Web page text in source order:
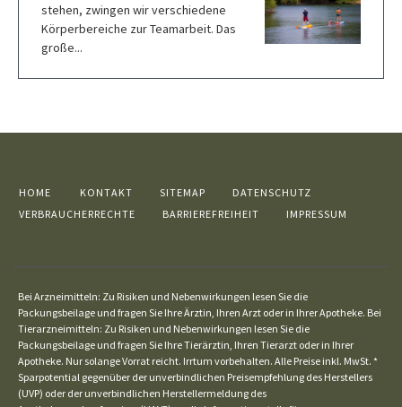
stehen, zwingen wir verschiedene
Körperbereiche zur Teamarbeit. Das
große...
HOME KONTAKT SITEMAP
DATENSCHUTZ
VERBRAUCHERRECHTE
BARRIEREFREIHEIT IMPRESSUM
Bei Arzneimitteln: Zu Risiken und Nebenwirkungen lesen Sie die
Packungsbeilage und fragen Sie Ihre Ärztin, Ihren Arzt oder in Ihrer Apotheke. Bei
Tierarzneimitteln: Zu Risiken und Nebenwirkungen lesen Sie die
Packungsbeilage und fragen Sie Ihre Tierärztin, Ihren Tierarzt oder in Ihrer
Apotheke. Nur solange Vorrat reicht. Irrtum vorbehalten. Alle Preise inkl. MwSt. *
Sparpotential gegenüber der unverbindlichen Preisempfehlung des Herstellers
(UVP) oder der unverbindlichen Herstellermeldung des